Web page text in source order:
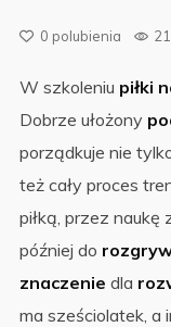
0 polubienia
W szkoleniu piłki
Dobrze ułożony
porządkuje nie
też cały proces
piłką, przez naukę
później do
znaczenie dla
ma sześciolatek, a